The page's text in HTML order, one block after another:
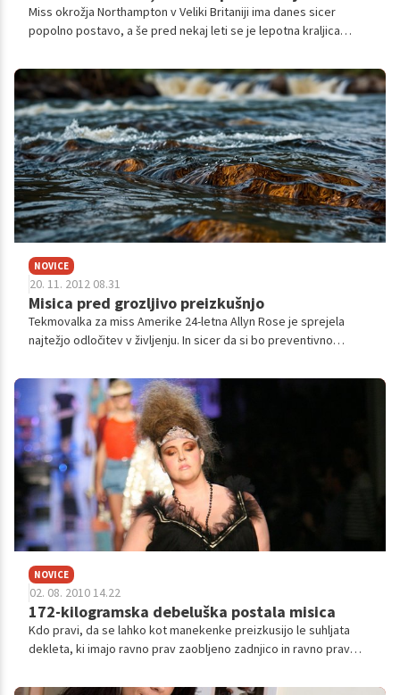
Miss okrožja Northampton v Veliki Britaniji ima danes sicer
popolno postavo, a še pred nekaj leti se je lepotna kraljica
kilogram.
NOVICE
20. 11. 2012 08.31
Misica pred grozljivo preizkušnjo
Tekmovalka za miss Amerike 24-letna Allyn Rose je sprejela
najtežjo odločitev v življenju. In sicer da si bo preventivno
boleznijo, s katero so se srečale skoraj vse njene sorodnice –
rakom dojke.
NOVICE
02. 08. 2010 14.22
172-kilogramska debeluška postala misica
Kdo pravi, da se lahko kot manekenke preizkusijo le suhljata
dekleta, ki imajo ravno prav zaobljeno zadnjico in ravno prav
čvrsti? V majhni italijanski vasici Forcoli so že 21. leto zapored